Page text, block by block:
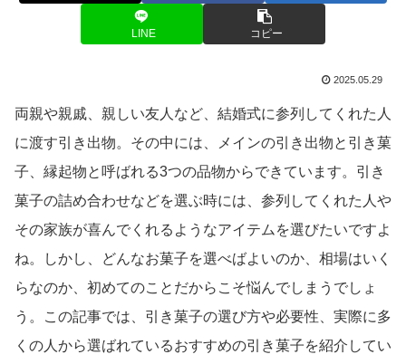
LINE コピー
2025.05.29
両親や親戚、親しい友人など、結婚式に参列してくれた人
に渡す引き出物。その中には、メインの引き出物と引き菓
子、縁起物と呼ばれる3つの品物からできています。引き
菓子の詰め合わせなどを選ぶ時には、参列してくれた人や
その家族が喜んでくれるようなアイテムを選びたいですよ
ね。しかし、どんなお菓子を選べばよいのか、相場はいく
らなのか、初めてのことだからこそ悩んでしまうでしょ
う。この記事では、引き菓子の選び方や必要性、実際に多
くの人から選ばれているおすすめの引き菓子を紹介してい